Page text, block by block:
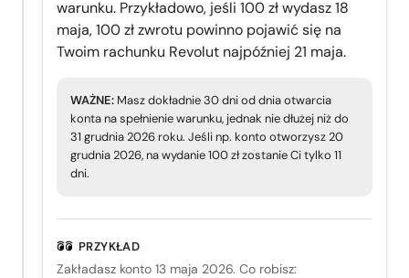
warunku. Przykładowo, jeśli 100 zł wydasz 18
maja, 100 zł zwrotu powinno pojawić się na
Twoim rachunku Revolut najpóźniej 21 maja.
WAŻNE: Masz dokładnie 30 dni od dnia otwarcia
konta na spełnienie warunku, jednak nie dłużej niż do
31 grudnia 2026 roku. Jeśli np. konto otworzysz 20
grudnia 2026, na wydanie 100 zł zostanie Ci tylko 11
dni.
PRZYKŁAD
Zakładasz konto 13 maja 2026. Co robisz: